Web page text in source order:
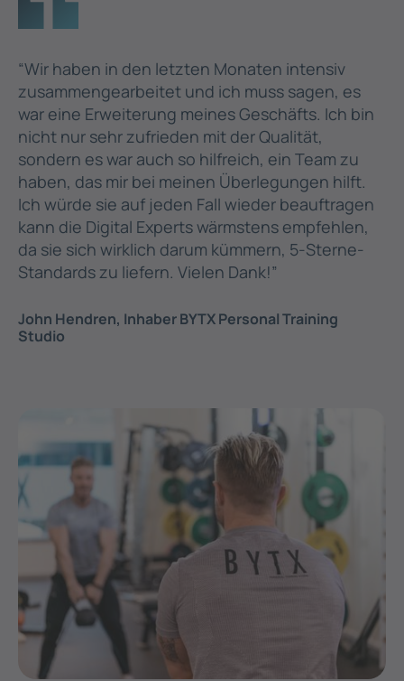
“Wir haben in den letzten Monaten intensiv
zusammengearbeitet und ich muss sagen, es
war eine Erweiterung meines Geschäfts. Ich bin
nicht nur sehr zufrieden mit der Qualität,
sondern es war auch so hilfreich, ein Team zu
haben, das mir bei meinen Überlegungen hilft.
Ich würde sie auf jeden Fall wieder beauftragen
kann die Digital Experts wärmstens empfehlen,
da sie sich wirklich darum kümmern, 5-Sterne-
Standards zu liefern. Vielen Dank!”
John Hendren, Inhaber BYTX Personal Training
Studio